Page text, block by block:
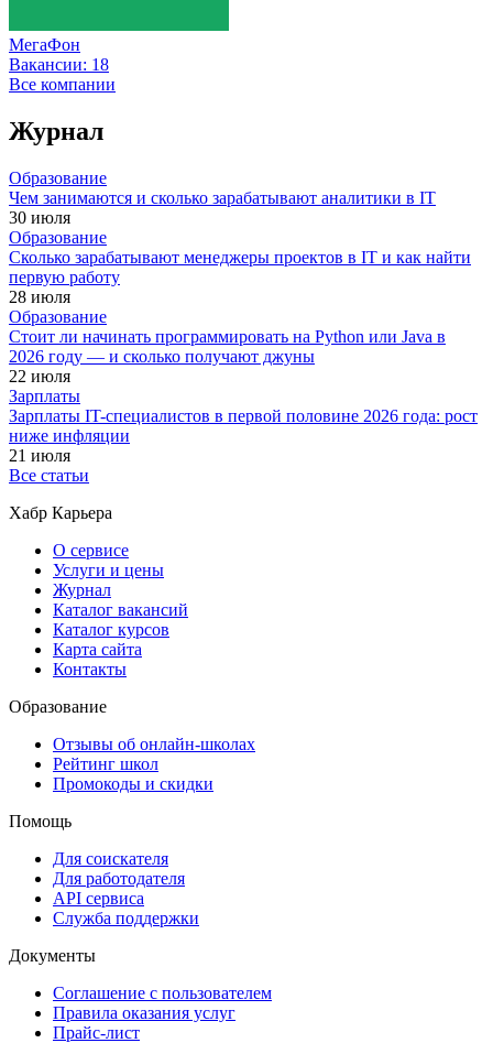
МегаФон
Вакансии: 18
Все компании
Журнал
Образование
Чем занимаются и сколько зарабатывают аналитики в IT
30 июля
Образование
Сколько зарабатывают менеджеры проектов в IT и как найти
первую работу
28 июля
Образование
Стоит ли начинать программировать на Python или Java в
2026 году — и сколько получают джуны
22 июля
Зарплаты
Зарплаты IT-специалистов в первой половине 2026 года: рост
ниже инфляции
21 июля
Все статьи
Хабр Карьера
О сервисе
Услуги и цены
Журнал
Каталог вакансий
Каталог курсов
Карта сайта
Контакты
Образование
Отзывы об онлайн-школах
Рейтинг школ
Промокоды и скидки
Помощь
Для соискателя
Для работодателя
API сервиса
Служба поддержки
Документы
Соглашение с пользователем
Правила оказания услуг
Прайс-лист